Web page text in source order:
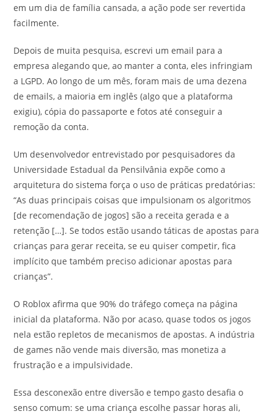
em um dia de família cansada, a ação pode ser revertida
facilmente.
Depois de muita pesquisa, escrevi um email para a
empresa alegando que, ao manter a conta, eles infringiam
a LGPD. Ao longo de um mês, foram mais de uma dezena
de emails, a maioria em inglês (algo que a plataforma
exigiu), cópia do passaporte e fotos até conseguir a
remoção da conta.
Um desenvolvedor entrevistado por pesquisadores da
Universidade Estadual da Pensilvânia expõe como a
arquitetura do sistema força o uso de práticas predatórias:
“As duas principais coisas que impulsionam os algoritmos
[de recomendação de jogos] são a receita gerada e a
retenção […]. Se todos estão usando táticas de apostas para
crianças para gerar receita, se eu quiser competir, fica
implícito que também preciso adicionar apostas para
crianças”.
O Roblox afirma que 90% do tráfego começa na página
inicial da plataforma. Não por acaso, quase todos os jogos
nela estão repletos de mecanismos de apostas. A indústria
de games não vende mais diversão, mas monetiza a
frustração e a impulsividade.
Essa desconexão entre diversão e tempo gasto desafia o
senso comum: se uma criança escolhe passar horas ali,